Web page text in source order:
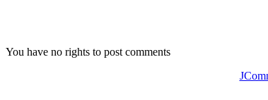
You have no rights to post comments